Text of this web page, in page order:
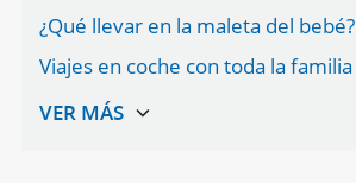
¿Qué llevar en la maleta del bebé?
Viajes en coche con toda la familia